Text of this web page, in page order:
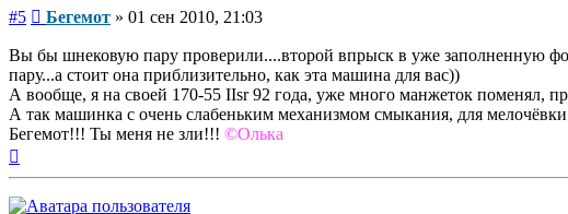
#5 Сообщение
Бегемот » 01 сен 2010, 21:03
Вы бы шнековую пару проверили....второй впрыск в уже заполненную
пару...а стоит она приблизительно, как эта машина для вас))
А вообще, я на своей 170-55 IIsr 92 года, уже много манжеток поменял,
А так машинка с очень слабеньким механизмом смыкания, для
Бегемот!!! Ты меня не зли!!! ©Олька